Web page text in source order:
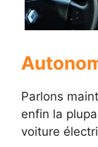
Parlons
enfin la
voiture